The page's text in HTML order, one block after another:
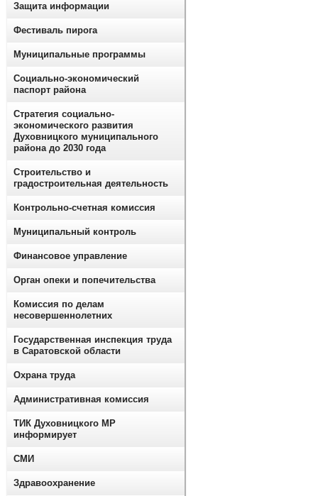
Защита информации
Фестиваль пирога
Муниципальные программы
Социально-экономический
паспорт района
Стратегия социально-
экономического развития
Духовницкого муниципального
района до 2030 года
Строительство и
градостроительная деятельность
Контрольно-счетная комиссия
Муниципальный контроль
Финансовое управление
Орган опеки и попечительства
Комиссия по делам
несовершеннолетних
Государственная инспекция труда
в Саратовской области
Охрана труда
Административная комиссия
ТИК Духовницкого МР
информирует
СМИ
Здравоохранение